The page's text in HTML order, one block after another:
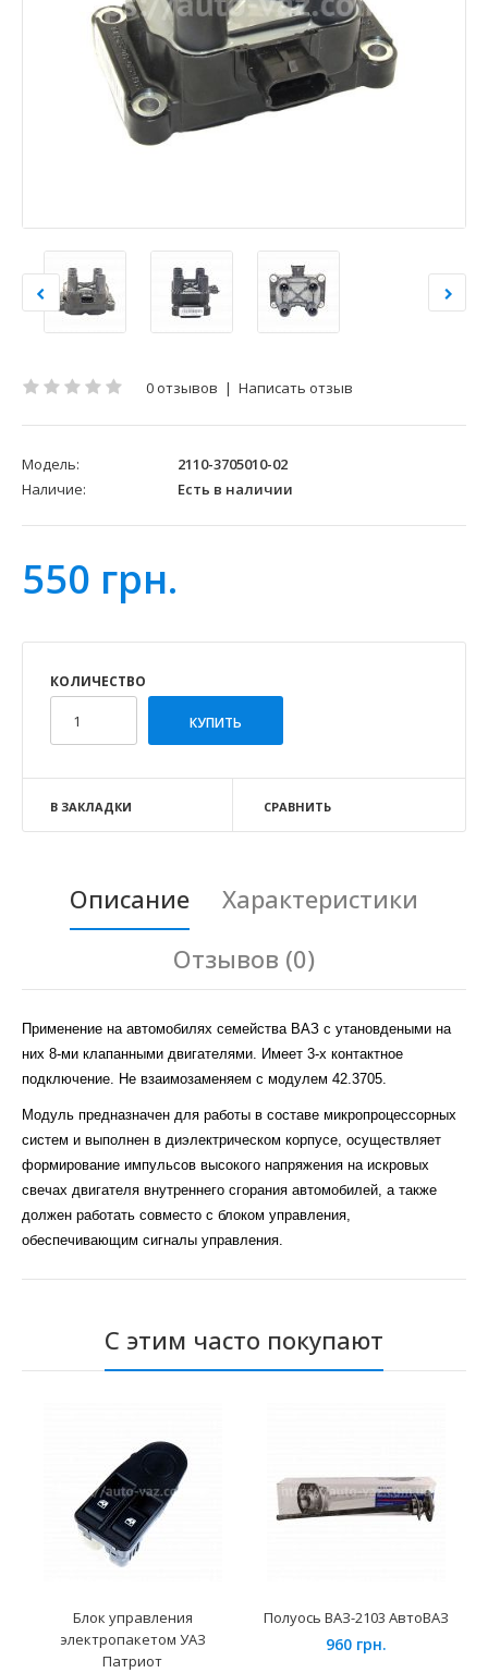
0 отзывов | Написать отзыв
Модель:
2110-3705010-02
Наличие:
Есть в наличии
550 грн.
КОЛИЧЕСТВО
В ЗАКЛАДКИ СРАВНИТЬ
Описание
Характеристики
Отзывов (0)
Применение на автомобилях семейства ВАЗ с утановдеными на
них 8-ми клапанными двигателями. Имеет 3-х контактное
подключение. Не взаимозаменяем с модулем 42.3705.
Модуль предназначен для работы в составе микропроцессорных
систем и выполнен в диэлектрическом корпусе, осуществляет
формирование импульсов высокого напряжения на искровых
свечах двигателя внутреннего сгорания автомобилей, а также
должен работать совместо с блоком управления,
обеспечивающим сигналы управления.
С этим часто покупают
Блок управления
электропакетом УАЗ
Патриот
Полуось ВАЗ-2103 АвтоВАЗ
960 грн.